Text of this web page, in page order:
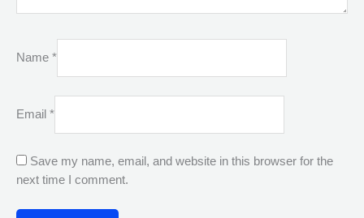
Name *
Email *
Save my name, email, and website in this browser for the
next time I comment.